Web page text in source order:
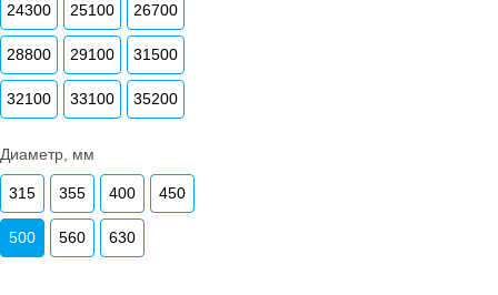
24300 25100 26700
28800 29100 31500
32100 33100 35200
Диаметр, мм
315 355 400 450
500 560 630